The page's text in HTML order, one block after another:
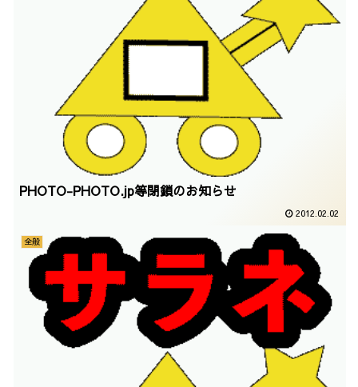
PHOTO-PHOTO.jp等閉鎖のお知らせ
2012.02.02
全般